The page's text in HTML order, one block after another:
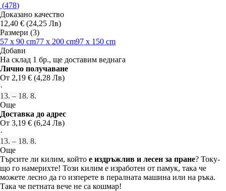
(478)
Доказано качество
12,40 € (24,25 Лв)
Размери (3)
57 x 90 cm77 x 200 cm97 x 150 cm
Добави
На склад 1 бр., ще доставим веднага
Лично получаване
От 2,19 € (4,28 Лв)
·
13. – 18. 8.
Още
Доставка до адрес
От 3,19 € (6,24 Лв)
·
13. – 18. 8.
Още
Търсите ли килим, който е издръжлив и лесен за пране? Току-
що го намерихте! Този килим е изработен от памук, така че
можете лесно да го изперете в пералната машина или на ръка.
Така че петната вече не са кошмар!